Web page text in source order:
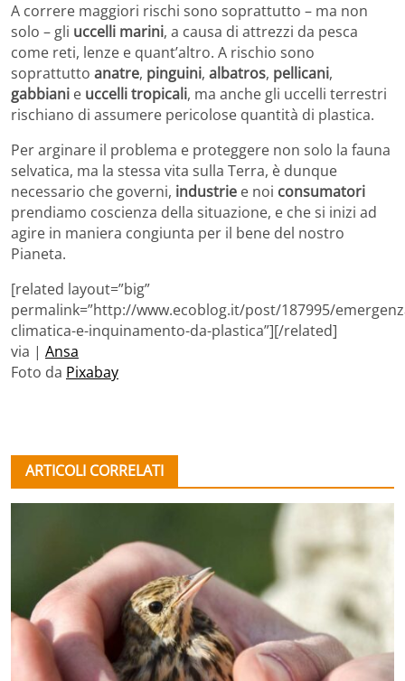
A correre maggiori rischi sono soprattutto – ma non
solo – gli uccelli marini, a causa di attrezzi da pesca
come reti, lenze e quant’altro. A rischio sono
soprattutto anatre, pinguini, albatros, pellicani,
gabbiani e uccelli tropicali, ma anche gli uccelli terrestri
rischiano di assumere pericolose quantità di plastica.
Per arginare il problema e proteggere non solo la fauna
selvatica, ma la stessa vita sulla Terra, è dunque
necessario che governi, industrie e noi consumatori
prendiamo coscienza della situazione, e che si inizi ad
agire in maniera congiunta per il bene del nostro
Pianeta.
[related layout=”big”
permalink=”http://www.ecoblog.it/post/187995/
climatica-e-inquinamento-da-plastica”][/related]
via | Ansa
Foto da Pixabay
ARTICOLI CORRELATI